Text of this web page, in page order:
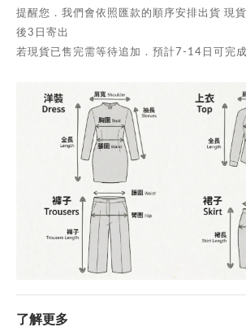
提醒您．我們會依照匯款的順序安排出貨 現
後3日寄出
若現貨已售完需等待追加．預計7-14日可完
了解更多